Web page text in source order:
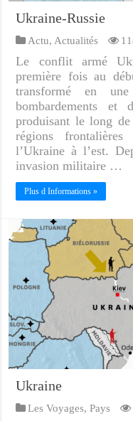
Ukraine-Russie
Actu, Actualités
Le conflit armé
première fois au
transformé en
bombardements et
produisant le long
régions
l’Ukraine à l’est.
invasion militaire …
Plus d Informations »
Ukraine
Les Voyages,Pays